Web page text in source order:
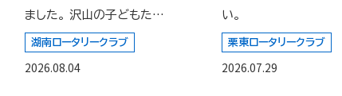
ました。 沢山の子どもた…
湖南ロータリークラブ
2026.08.04
い。
栗東ロータリークラブ
2026.07.29